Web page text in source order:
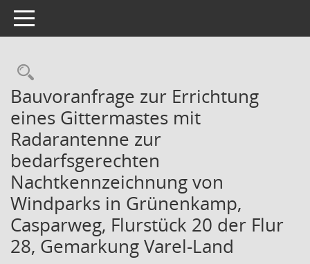
Toggle navigation
Rechercheauswahl
Bauvoranfrage zur Errichtung
eines Gittermastes mit
Radarantenne zur
bedarfsgerechten
Nachtkennzeichnung von
Windparks in Grünenkamp,
Casparweg, Flurstück 20 der Flur
28, Gemarkung Varel-Land